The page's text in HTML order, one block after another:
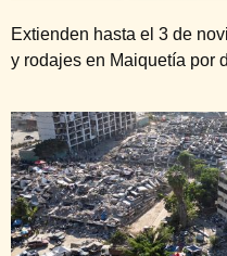
Extienden hasta el 3 de
y rodajes en Maiquetía por